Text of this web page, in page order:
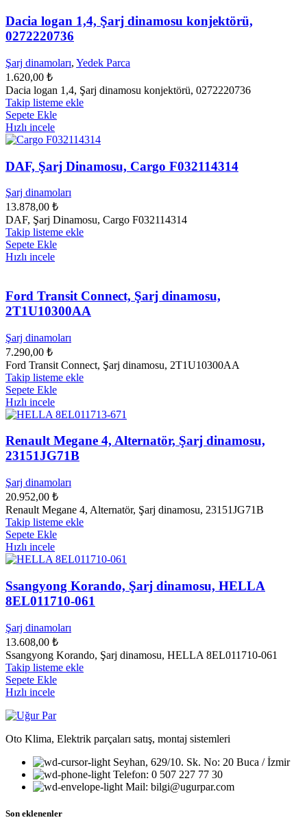
Dacia logan 1,4, Şarj dinamosu konjektörü,
0272220736
Şarj dinamoları, Yedek Parca
1.620,00 ₺
Dacia logan 1,4, Şarj dinamosu konjektörü, 0272220736
Takip listeme ekle
Sepete Ekle
Hızlı incele
DAF, Şarj Dinamosu, Cargo F032114314
Şarj dinamoları
13.878,00 ₺
DAF, Şarj Dinamosu, Cargo F032114314
Takip listeme ekle
Sepete Ekle
Hızlı incele
Ford Transit Connect, Şarj dinamosu,
2T1U10300AA
Şarj dinamoları
7.290,00 ₺
Ford Transit Connect, Şarj dinamosu, 2T1U10300AA
Takip listeme ekle
Sepete Ekle
Hızlı incele
Renault Megane 4, Alternatör, Şarj dinamosu,
23151JG71B
Şarj dinamoları
20.952,00 ₺
Renault Megane 4, Alternatör, Şarj dinamosu, 23151JG71B
Takip listeme ekle
Sepete Ekle
Hızlı incele
Ssangyong Korando, Şarj dinamosu, HELLA
8EL011710-061
Şarj dinamoları
13.608,00 ₺
Ssangyong Korando, Şarj dinamosu, HELLA 8EL011710-061
Takip listeme ekle
Sepete Ekle
Hızlı incele
Oto Klima, Elektrik parçaları satış, montaj sistemleri
Seyhan, 629/10. Sk. No: 20 Buca / İzmir
Telefon: 0 507 227 77 30
Mail: bilgi@ugurpar.com
Son eklenenler